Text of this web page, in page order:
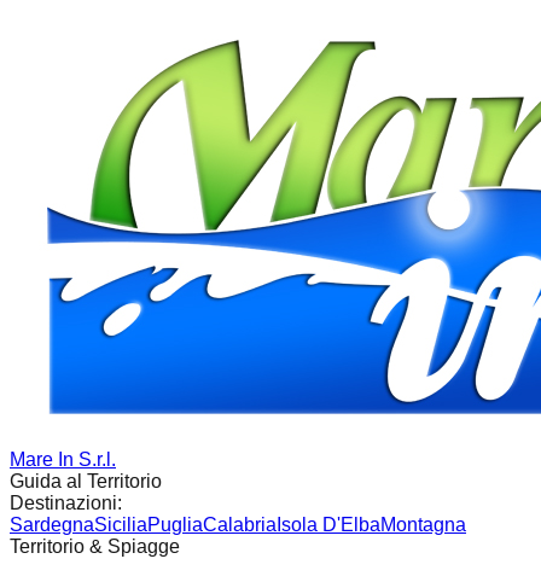
Mare In S.r.l.
Guida al Territorio
Destinazioni:
SardegnaSiciliaPugliaCalabria Isola D'ElbaMontagna
Territorio & Spiagge